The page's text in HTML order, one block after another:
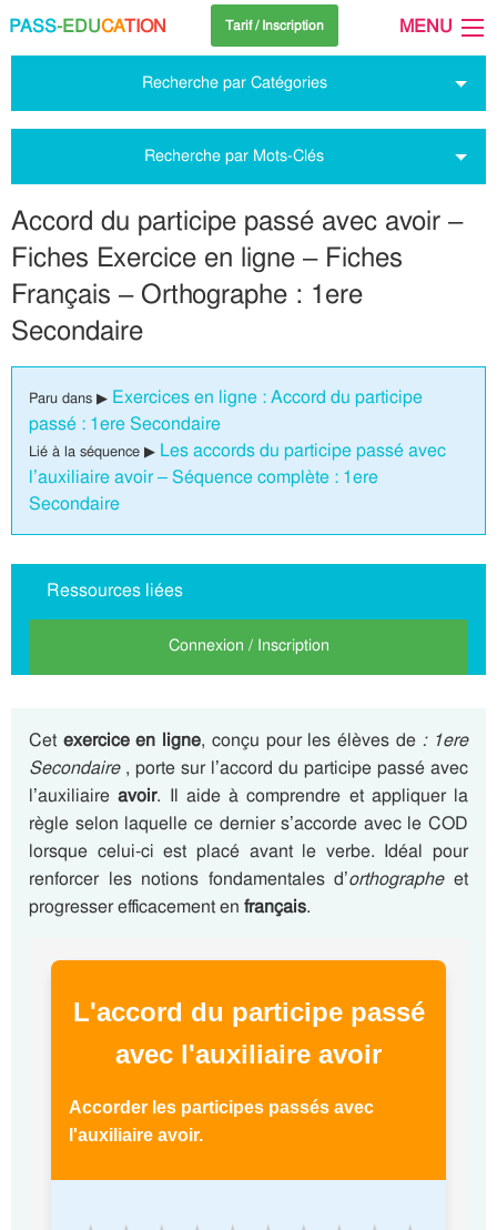
PASS-EDUCATION Tarif / Inscription MENU
Recherche par Catégories
Recherche par Mots-Clés
Accord du participe passé avec avoir –
Fiches Exercice en ligne – Fiches
Français – Orthographe : 1ere
Secondaire
Paru dans ▶ Exercices en ligne : Accord du participe
passé : 1ere Secondaire
Lié à la séquence ▶ Les accords du participe passé avec
l’auxiliaire avoir – Séquence complète : 1ere
Secondaire
Ressources liées
Connexion / Inscription
Cet exercice en ligne, conçu pour les élèves de : 1ere
Secondaire , porte sur l’accord du participe passé avec
l’auxiliaireavoir. Il aide à comprendre et appliquer la
règle selon laquelle ce dernier s’accorde avec le COD
lorsque celui-ci est placé avant le verbe. Idéal pour
renforcer les notions fondamentales d’orthographeet
progresser efficacement en français.